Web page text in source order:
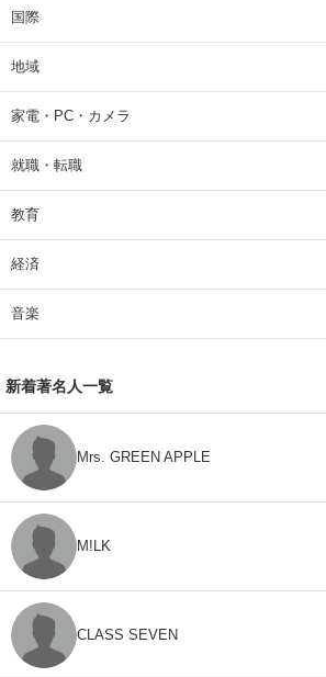
国際
地域
家電・PC・カメラ
就職・転職
教育
経済
音楽
新着著名人一覧
Mrs. GREEN APPLE
M!LK
CLASS SEVEN